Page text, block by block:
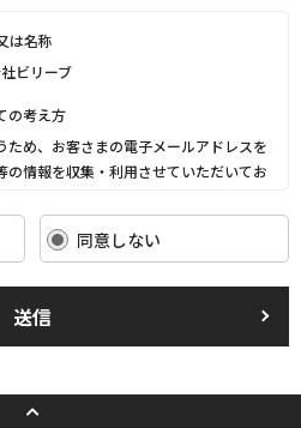
は名称
ビリーブ
の考え方
ため、お客さまの電子メールアドレスを
の情報を収集・利用させていただいてお
情報（以下「お客さま情報」といいま
認識し、この責務を果たすために、次
す。また、適宜取扱いの改善に努めま
切にお客さま情報を取り扱うように要
同意しない
送信